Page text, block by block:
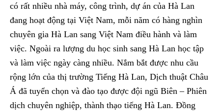
có rất nhiều nhà máy, công trình, dự án của Hà Lan
đang hoạt động tại Việt Nam, mỗi năm có hàng nghìn
chuyên gia Hà Lan sang Việt Nam điều hành và làm
việc. Ngoài ra lượng du học sinh sang Hà Lan học tập
và làm việc ngày càng nhiều. Nắm bắt được nhu cầu
rộng lớn của thị trường Tiếng Hà Lan, Dịch thuật Châu
Á đã tuyển chọn và đào tạo được đội ngũ Biên – Phiên
dịch chuyên nghiệp, thành thạo tiếng Hà Lan. Đồng